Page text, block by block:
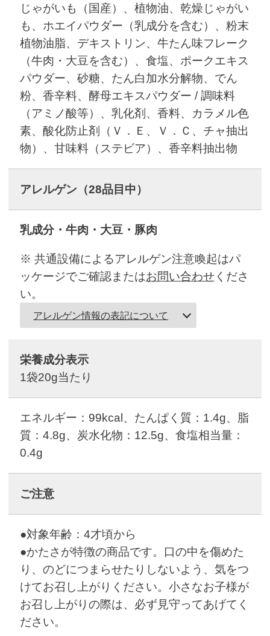
じゃがいも（国産）、植物油、乾燥じゃがい
も、ホエイパウダー（乳成分を含む）、粉末
植物油脂、デキストリン、牛たん味フレーク
（牛肉・大豆を含む）、食塩、ポークエキス
パウダー、砂糖、たん白加水分解物、でん
粉、香辛料、酵母エキスパウダー / 調味料
（アミノ酸等）、乳化剤、香料、カラメル色
素、酸化防止剤（Ｖ．Ｅ、Ｖ．Ｃ、チャ抽出
物）、甘味料（ステビア）、香辛料抽出物
アレルゲン （28品目中）
乳成分・牛肉・大豆・豚肉
※ 共通設備によるアレルゲン注意喚起はパ
ッケージでご確認またはお問い合わせ くださ
い。
アレルゲン情報の表記について
栄養成分表示
1袋20g当たり
エネルギー：99kcal、たんぱく質：1.4g、脂
質：4.8g、炭水化物：12.5g、食塩相当量：
0.4g
ご注意
●対象年齢：4才頃から
●かたさが特徴の商品です。口の中を傷めた
り、のどにつまらせたりしないよう、気をつ
けてお召し上がりください。小さなお子様が
お召し上がりの際は、必ず見守ってあげてく
ださい。